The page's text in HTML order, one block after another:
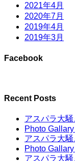
2021年4月
2020年7月
2019年4月
2019年3月
Facebook
Recent Posts
アスパラ大
Photo
アスパラ大
Photo
アスパラ大